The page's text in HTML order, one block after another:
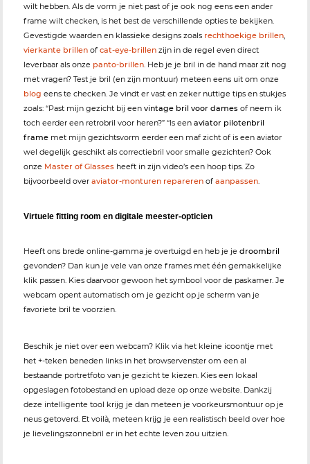
wilt hebben. Als de vorm je niet past of je ook nog eens een ander
frame wilt checken, is het best de verschillende opties te bekijken.
Gevestigde waarden en klassieke designs zoals rechthoekige brillen,
vierkante brillen of cat-eye-brillen zijn in de regel even direct
leverbaar als onze panto-brillen. Heb je je bril in de hand maar zit nog
met vragen? Test je bril (en zijn montuur) meteen eens uit om onze
blog eens te checken. Je vindt er vast en zeker nuttige tips en stukjes
zoals: “Past mijn gezicht bij een vintage bril voor dames of neem ik
toch eerder een retrobril voor heren?” “Is een aviator pilotenbril
frame met mijn gezichtsvorm eerder een maf zicht of is een aviator
wel degelijk geschikt als correctiebril voor smalle gezichten? Ook
onze Master of Glasses heeft in zijn video’s een hoop tips. Zo
bijvoorbeeld over aviator-monturen repareren of aanpassen.
Virtuele fitting room en digitale meester-opticien
Heeft ons brede online-gamma je overtuigd en heb je je droombril
gevonden? Dan kun je vele van onze frames met één gemakkelijke
klik passen. Kies daarvoor gewoon het symbool voor de paskamer. Je
webcam opent automatisch om je gezicht op je scherm van je
favoriete bril te voorzien.
Beschik je niet over een webcam? Klik via het kleine icoontje met
het +-teken beneden links in het browservenster om een al
bestaande portretfoto van je gezicht te kiezen. Kies een lokaal
opgeslagen fotobestand en upload deze op onze website. Dankzij
deze intelligente tool krijg je dan meteen je voorkeursmontuur op je
neus getoverd. Et voilà, meteen krijg je een realistisch beeld over hoe
je lievelingszonnebril er in het echte leven zou uitzien.